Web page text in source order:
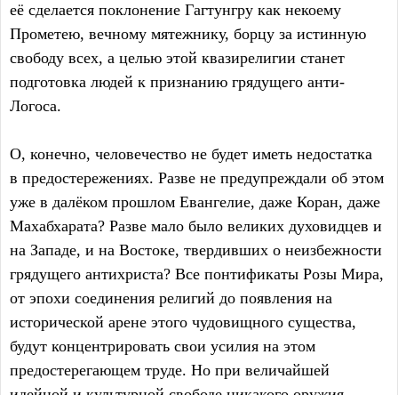
её сделается поклонение Гагтунгру как некоему
Прометею, вечному мятежнику, борцу за истинную
свободу всех, а целью этой квазирелигии станет
подготовка людей к признанию грядущего анти-
Логоса.
О, конечно, человечество не будет иметь недостатка
в предостережениях. Разве не предупреждали об этом
уже в далёком прошлом Евангелие, даже Коран, даже
Махабхарата? Разве мало было великих духовидцев и
на Западе, и на Востоке, твердивших о неизбежности
грядущего антихриста? Все понтификаты Розы Мира,
от эпохи соединения религий до появления на
исторической арене этого чудовищного существа,
будут концентрировать свои усилия на этом
предостерегающем труде. Но при величайшей